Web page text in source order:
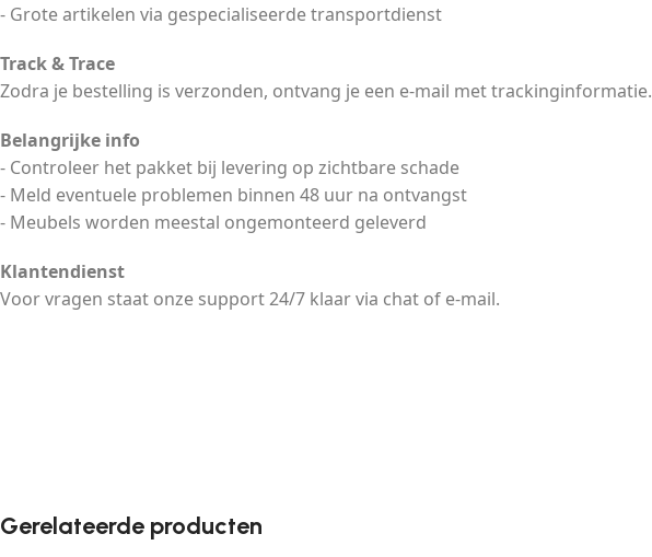
- Grote artikelen via gespecialiseerde transportdienst
Track & Trace
Zodra je bestelling is verzonden, ontvang je een e-mail met trackinginformatie.
Belangrijke info
- Controleer het pakket bij levering op zichtbare schade
- Meld eventuele problemen binnen 48 uur na ontvangst
- Meubels worden meestal ongemonteerd geleverd
Klantendienst
Voor vragen staat onze support 24/7 klaar via chat of e-mail.
Gerelateerde producten